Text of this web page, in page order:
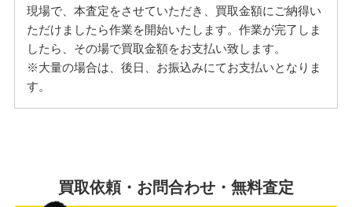
現場で、本査定をさせていただき、買取金額にご納得い
ただけましたら作業を開始いたします。作業が完了しま
したら、その場で買取金額をお支払い致します。
※大量の場合は、後日、お振込みにてお支払いとなりま
す。
買取依頼・お問合わせ・無料査定